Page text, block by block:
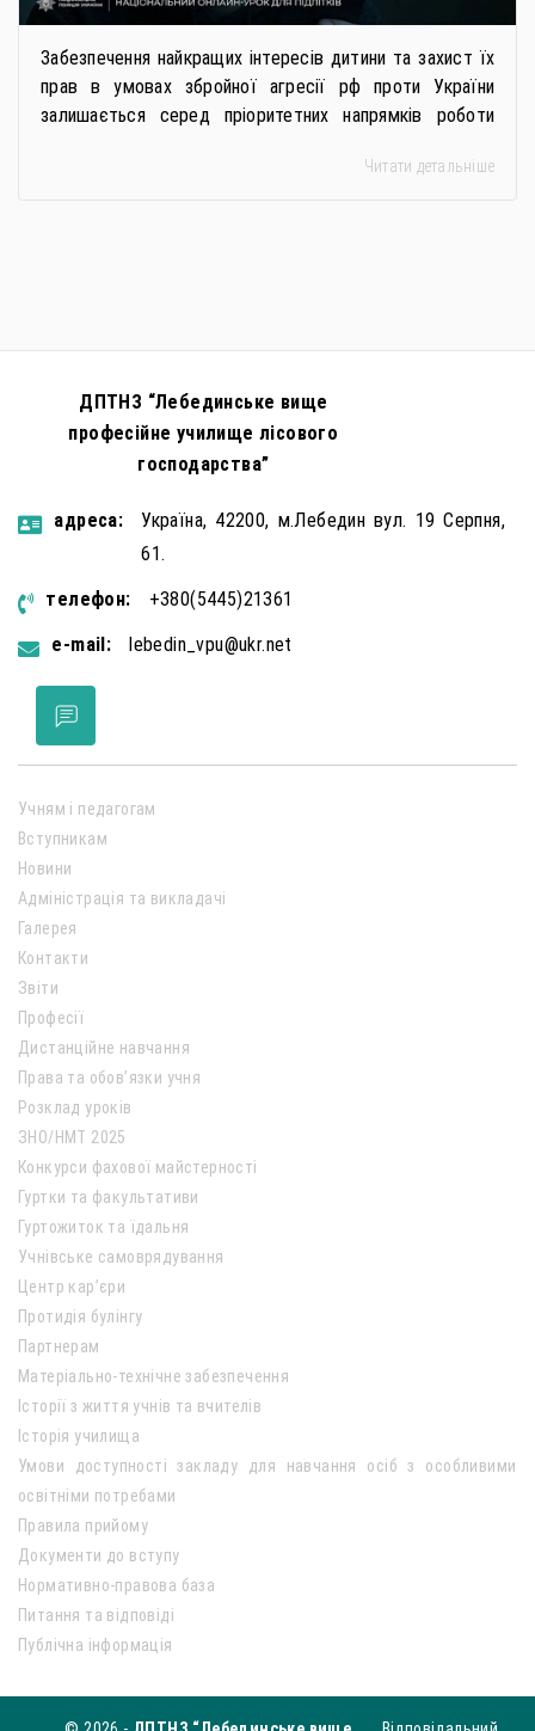
Забезпечення найкращих інтересів дитини та захист їх
прав в умовах збройної агресії рф проти України
залишається серед пріоритетних напрямків роботи
застосовується метод використання дітей у
Читати детальніше
ДПТНЗ “Лебединське вище
професійне училище лісового
господарства”
aдресa:
Україна, 42200, м.Лебедин вул. 19 Серпня,
61.
телефон:
+380(5445)21361
e-mail:
lebedin_vpu@ukr.net
Учням і педагогам
Вступникам
Новини
Адміністрація та викладачі
Галерея
Контакти
Звіти
Професії
Дистанційне навчання
Права та обов’язки учня
Розклад уроків
ЗНО/НМТ 2025
Конкурси фахової майстерності
Гуртки та факультативи
Гуртожиток та їдальня
Учнівське самоврядування
Центр кар’єри
Протидія булінгу
Партнерам
Матеріально-технічне забезпечення
Історії з життя учнів та вчителів
Історія училища
Умови доступності закладу для навчання осіб з особливими
освітніми потребами
Правила прийому
Документи до вступу
Нормативно-правова база
Питання та відповіді
Публічна інформація